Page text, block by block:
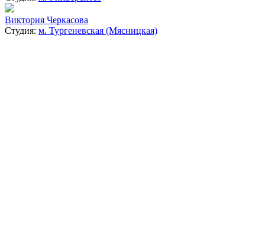
Виктория Черкасова
Студия: м. Тургеневская (Мясницкая)